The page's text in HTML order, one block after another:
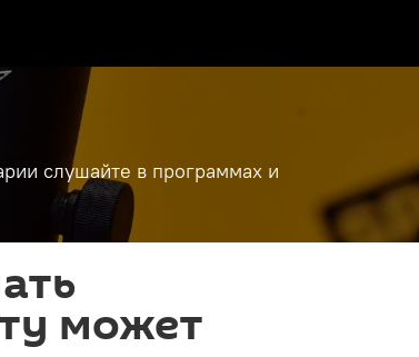
слушайте в программах и
может